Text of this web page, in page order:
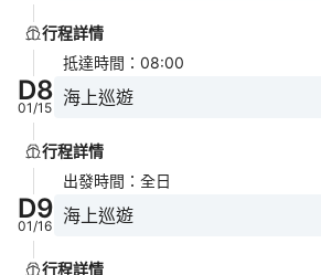
行程詳情
抵達時間 ： 08:00
D8
01/15 海上巡遊
行程詳情
出發時間 ： 全日
D9
01/16 海上巡遊
行程詳情